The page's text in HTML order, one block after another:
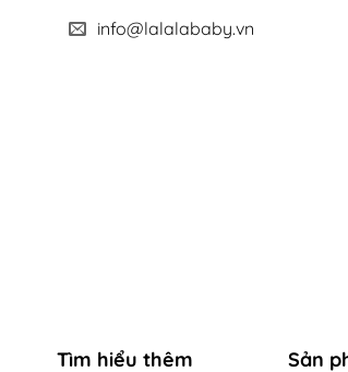
info@lalalababy.vn
Tìm hiểu thêm Sản